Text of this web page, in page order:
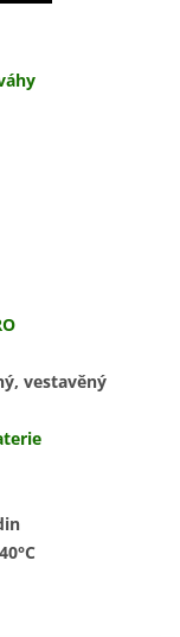
vestavěný